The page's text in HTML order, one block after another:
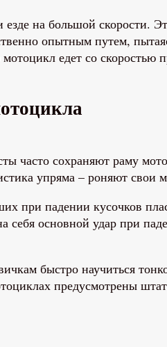
на большой скорости.
опытным путем,
мотоцикл едет со
часто сохраняют раму
упряма – роняют
при падении кусочков
себя основной удар при
быстро научиться
предусмотрены